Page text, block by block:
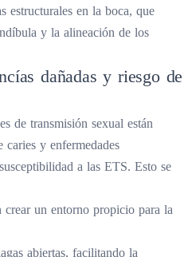
estructurales en la boca, que
y la alineación de los
dañadas y riesgo de
de transmisión sexual están
caries y enfermedades
a las ETS. Esto se
crear un entorno propicio para la
abiertas, facilitando la